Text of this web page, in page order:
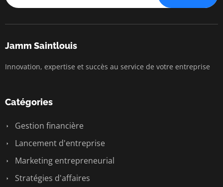
Jamm Saintlouis
Innovation, expertise et succès au service de votre entreprise
Catégories
Gestion financière
Lancement d'entreprise
Marketing entrepreneurial
Stratégies d'affaires